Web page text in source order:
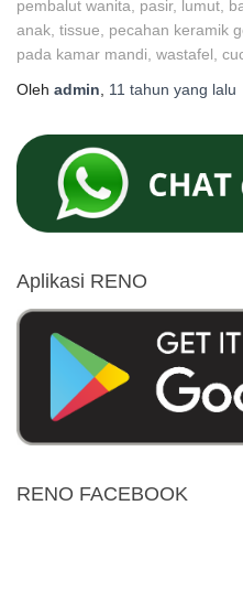
pembalut wanita, pasir, lumut,
anak, tissue, pecahan keramik
pada kamar mandi, wastafel,
Oleh admin 11 tahun yang lalu
Aplikasi RENO
RENO FACEBOOK